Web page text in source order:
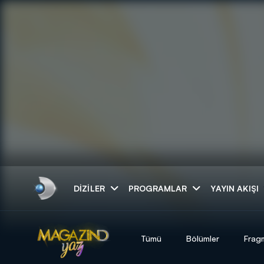
DIZILER PROGRAMLAR YAYIN AKIŞI
Tümü Bölümler